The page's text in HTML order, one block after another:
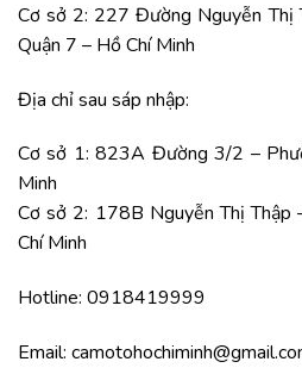
Cơ sở 2: 227 Đường Nguyễn Thị
Quận 7 – Hồ Chí Minh
Địa chỉ sau sáp nhập:
Cơ sở 1: 823A Đường 3/2 –
Minh
Cơ sở 2: 178B Nguyễn Thị Thập
Chí Minh
Hotline: 0918419999
Email: